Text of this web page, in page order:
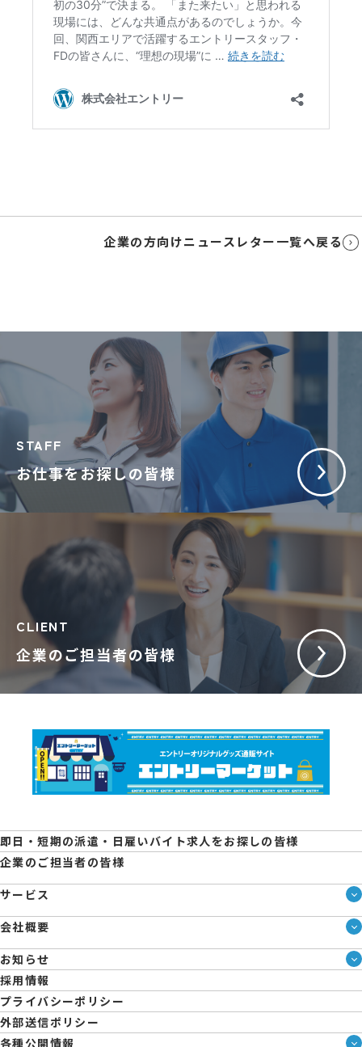
企業の方向けニュースレター一覧へ戻る
お仕事をお探しの皆様
STAFF
企業のご担当者の皆様
CLIENT
即日・短期の派遣・日雇いバイト求人をお探しの皆様
企業のご担当者の皆様
サービス
サービス一覧
即日・単発のバイト探しは「スマジョブ」
シェアジョブ農業
エントリーマーケット
会社概要
会社概要
メディア情報
人材派遣について
コーポレートガバナンス
拠点一覧
お知らせ
ブログ
企業様向けお役立ちブログ
採用情報
プライバシーポリシー
外部送信ポリシー
各種公開情報